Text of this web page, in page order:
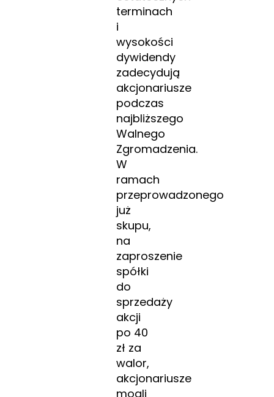
terminach
i
wysokości
dywidendy
zadecydują
akcjonariusze
podczas
najbliższego
Walnego
Zgromadzenia.
W
ramach
przeprowadzonego
już
skupu,
na
zaproszenie
spółki
do
sprzedaży
akcji
po 40
zł za
walor,
akcjonariusze
mogli